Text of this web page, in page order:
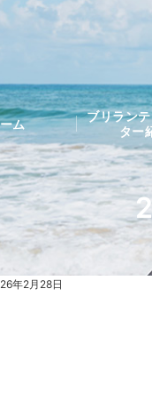
年2月28日
ム
ブリラン
ター